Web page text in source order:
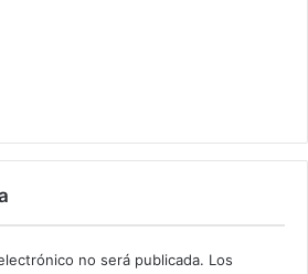
no será publicada. Los